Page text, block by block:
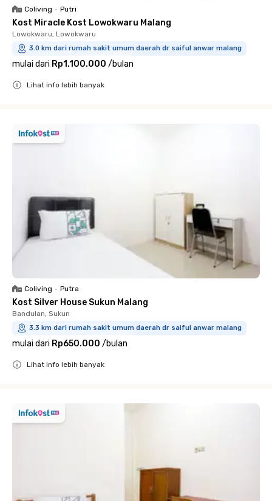
Coliving • Putri
Kost Miracle Kost Lowokwaru Malang
Lowokwaru, Lowokwaru
3.0 km dari rumah sakit umum daerah dr saiful anwar malang
mulai dari Rp1.100.000 /bulan
Lihat info lebih banyak
Coliving • Putra
Kost Silver House Sukun Malang
Bandulan, Sukun
3.3 km dari rumah sakit umum daerah dr saiful anwar malang
mulai dari Rp650.000 /bulan
Lihat info lebih banyak